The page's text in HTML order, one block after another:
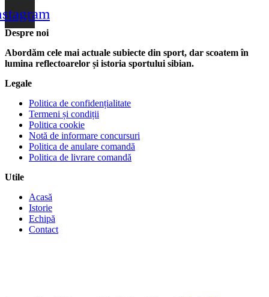
Despre noi
Abordăm cele mai actuale subiecte din sport, dar scoatem în
lumina reflectoarelor și istoria sportului sibian.
Legale
Politica de confidențialitate
Termeni și condiții
Politica cookie
Notă de informare concursuri
Politica de anulare comandă
Politica de livrare comandă
Utile
Acasă
Istorie
Echipă
Contact